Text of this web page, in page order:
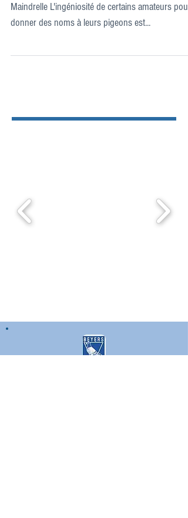
Maindrelle L'ingéniosité de certains amateurs pour
donner des noms à leurs pigeons est...
Rechercher par Tags